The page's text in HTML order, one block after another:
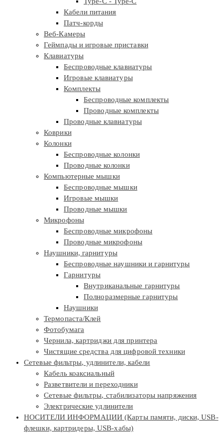
Кабели питания
Патч-корды
Веб-Камеры
Геймпады и игровые приставки
Клавиатуры
Беспроводные клавиатуры
Игровые клавиатуры
Комплекты
Беспроводные комплекты
Проводные комплекты
Проводные клавиатуры
Коврики
Колонки
Беспроводные колонки
Проводные колонки
Компьютерные мышки
Беспроводные мышки
Игровые мышки
Проводные мышки
Микрофоны
Беспроводные микрофоны
Проводные микрофоны
Наушники, гарнитуры
Беспроводные наушники и гарнитуры
Гарнитуры
Внутриканальные гарнитуры
Полноразмерные гарнитуры
Наушники
Термопаста/Клей
Фотобумага
Чернила, картриджи для принтера
Чистящие средства для цифровой техники
Сетевые фильтры, удлинители, кабели
Кабель коаксиальный
Разветвители и переходники
Сетевые фильтры, стабилизаторы напряжения
Электрические удлинители
НОСИТЕЛИ ИНФОРМАЦИИ (Карты памяти, диски, USB-
флешки, картридеры, USB-хабы)